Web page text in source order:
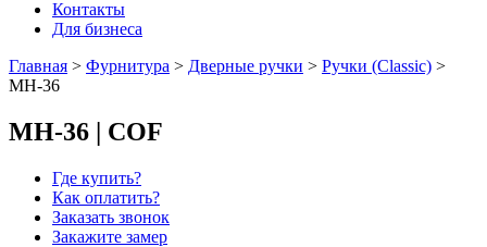
Контакты
Для бизнеса
Главная > Фурнитура > Дверные ручки > Ручки (Classic) >
MH-36
MH-36 | COF
Где купить?
Как оплатить?
Заказать звонок
Закажите замер